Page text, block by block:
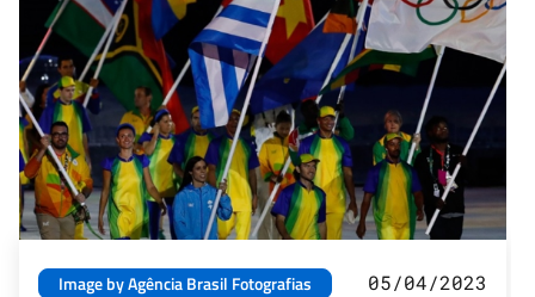
Image by Agência Brasil Fotografias 05/04/2023